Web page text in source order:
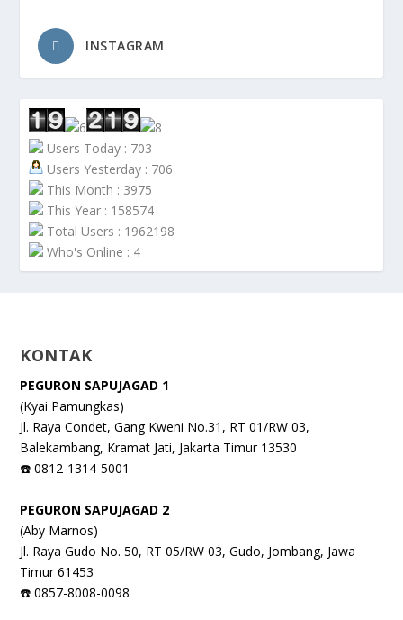
INSTAGRAM
Users Today : 703
Users Yesterday : 706
This Month : 3975
This Year : 158574
Total Users : 1962198
Who's Online : 4
KONTAK
PEGURON SAPUJAGAD 1
(Kyai Pamungkas)
Jl. Raya Condet, Gang Kweni No.31, RT 01/RW 03,
Balekambang, Kramat Jati, Jakarta Timur 13530
☎️ 0812-1314-5001
PEGURON SAPUJAGAD 2
(Aby Marnos)
Jl. Raya Gudo No. 50, RT 05/RW 03, Gudo, Jombang, Jawa
Timur 61453
☎️ 0857-8008-0098